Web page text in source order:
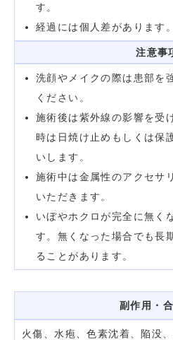
す。
経過には個人差があります。
注意事
洗顔やメイクの際は患部を
ください。
施術後は紫外線の影響を受
時は日焼け止めもしくは保
いします。
施術中は金属性のアクセサ
いただきます。
いぼやホクロが完全に無く
す。無くなった場合でも長
ることがあります。
副作用・
火傷、水疱、色素沈着、陥没